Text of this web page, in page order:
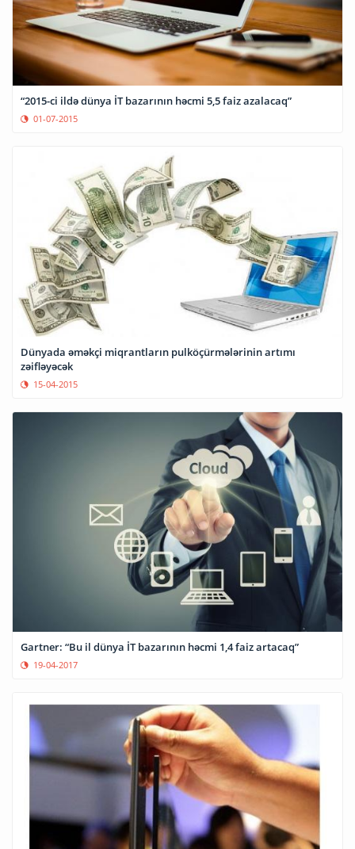
“2015-ci ildə dünya İT bazarının həcmi 5,5 faiz azalacaq”
01-07-2015
Dünyada əməkçi miqrantların pulköçürmələrinin artımı
zəifləyəcək
15-04-2015
Gartner: “Bu il dünya İT bazarının həcmi 1,4 faiz artacaq”
19-04-2017